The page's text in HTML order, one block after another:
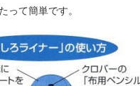
って簡単です。